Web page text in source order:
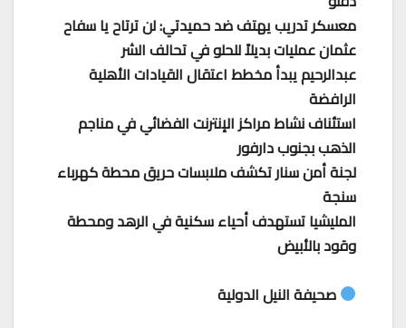
معسكر تدريب يهتف ضد حميدتي: لن ترتاح يا سفاح
عثمان عمليات بديلاً للحلو في تحالف الشر
عبدالرحيم يبدأ مخطط اعتقال القيادات الأهلية
الرافضة
استئناف نشاط مراكز الإنترنت الفضائي في مناجم
الذهب بجنوب دارفور
لجنة أمن سنار تكشف ملابسات حريق محطة كهرباء
سنجة
المليشيا تستهدف أحياء سكنية في الرهد ومحطة
وقود بالأبيض
صحيفة النيل الدولية